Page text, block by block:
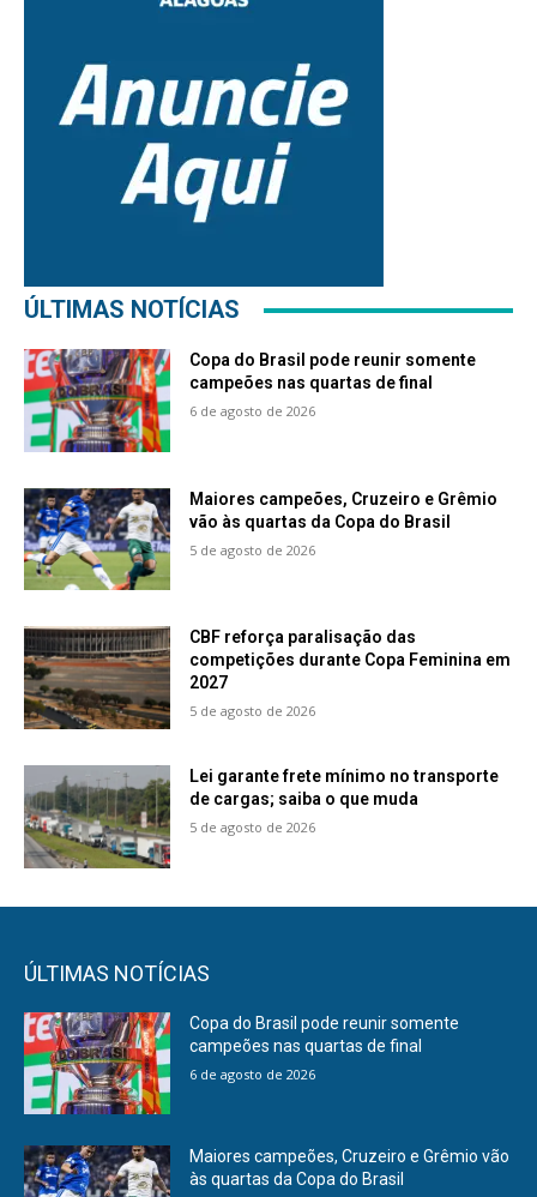
ÚLTIMAS NOTÍCIAS
Copa do Brasil pode reunir somente
campeões nas quartas de final
6 de agosto de 2026
Maiores campeões, Cruzeiro e Grêmio
vão às quartas da Copa do Brasil
5 de agosto de 2026
CBF reforça paralisação das
competições durante Copa Feminina em
2027
5 de agosto de 2026
Lei garante frete mínimo no transporte
de cargas; saiba o que muda
5 de agosto de 2026
ÚLTIMAS NOTÍCIAS
Copa do Brasil pode reunir somente
campeões nas quartas de final
6 de agosto de 2026
Maiores campeões, Cruzeiro e Grêmio vão
às quartas da Copa do Brasil